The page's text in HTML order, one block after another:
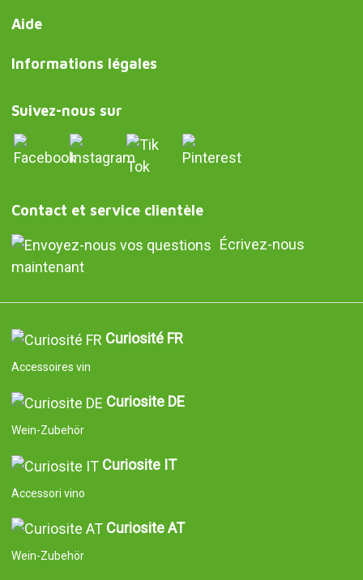
Aide
Informations légales
Suivez-nous sur
Contact et service clientèle
Écrivez-nous
maintenant
Curiosité FR
Accessoires vin
Curiosite DE
Wein-Zubehör
Curiosite IT
Accessori vino
Curiosite AT
Wein-Zubehör